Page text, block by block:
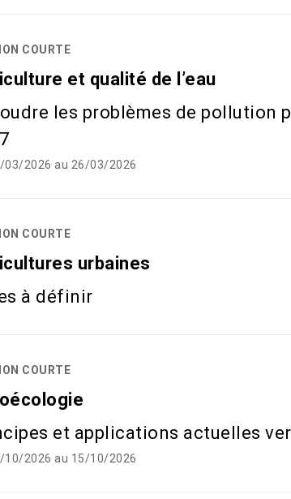
COURTE
et qualité de l’eau
les problèmes de pollution
03/2026 au 26/03/2026
COURTE
urbaines
à définir
COURTE
et applications actuelles
10/2026 au 15/10/2026